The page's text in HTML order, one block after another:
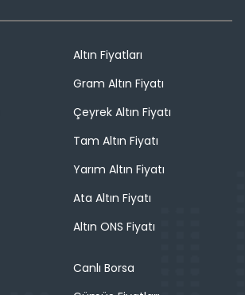
Altın Fiyatları
Gram Altın Fiyatı
Çeyrek Altın Fiyatı
Tam Altın Fiyatı
Yarım Altın Fiyatı
Ata Altın Fiyatı
Altın ONS Fiyatı
Canlı Borsa